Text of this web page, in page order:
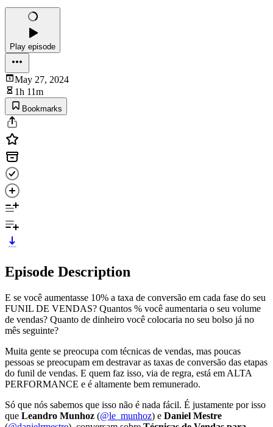
Play episode
May 27, 2024
1h 11m
Bookmarks
Episode Description
E se você aumentasse 10% a taxa de conversão em cada fase do seu
FUNIL DE VENDAS? Quantos % você aumentaria o seu volume
de vendas? Quanto de dinheiro você colocaria no seu bolso já no
mês seguinte?
Muita gente se preocupa com técnicas de vendas, mas poucas
pessoas se preocupam em destravar as taxas de conversão das etapas
do funil de vendas. E quem faz isso, via de regra, está em ALTA
PERFORMANCE e é altamente bem remunerado.
Só que nós sabemos que isso não é nada fácil. É justamente por isso
que Leandro Munhoz (@le_munhoz) e Daniel Mestre